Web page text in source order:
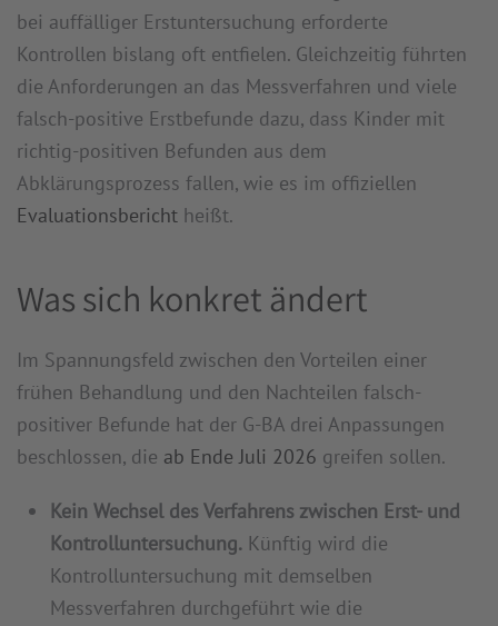
bei auffälliger Erstuntersuchung erforderte
Kontrollen bislang oft entfielen. Gleichzeitig führten
die Anforderungen an das Messverfahren und viele
falsch-positive Erstbefunde dazu, dass Kinder mit
richtig-positiven Befunden aus dem
Abklärungsprozess fallen, wie es im offiziellen
Evaluationsbericht heißt.
Was sich konkret ändert
Im Spannungsfeld zwischen den Vorteilen einer
frühen Behandlung und den Nachteilen falsch-
positiver Befunde hat der G-BA drei Anpassungen
beschlossen, die ab Ende Juli 2026 greifen sollen.
Kein Wechsel des Verfahrens zwischen Erst- und
Kontrolluntersuchung. Künftig wird die
Kontrolluntersuchung mit demselben
Messverfahren durchgeführt wie die